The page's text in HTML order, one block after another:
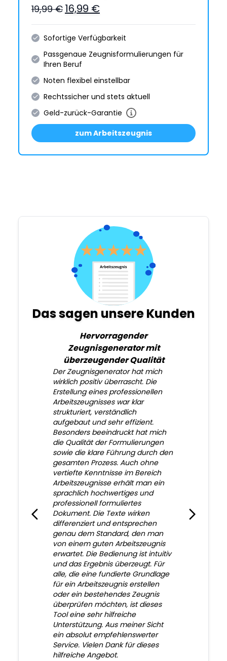
19,99 € 16,99 €
Sofortige Verfügbarkeit
Passgenaue Zeugnis­formulie­rungen für
Ihren Beruf
Noten flexibel einstellbar
Rechtssicher und stets aktuell
Geld-zurück-Garantie
zum Arbeitszeugnis
Das sagen unsere Kunden
Hervorragender
Zeugnisgenerator mit
überzeugender Qualität
Der Zeugnisgenerator hat mich
wirklich positiv überrascht. Die
Erstellung eines professionellen
Arbeitszeugnisses war klar
strukturiert, verständlich
aufgebaut und sehr effizient.
Besonders beeindruckt hat mich
die Qualität der Formulierungen
sowie die klare Führung durch den
gesamten Prozess. Auch ohne
vertiefte Kenntnisse im Bereich
Arbeitszeugnisse erhält man ein
sprachlich hochwertiges und
professionell formuliertes
Dokument. Die Texte wirken
differenziert und entsprechen
genau dem Standard, den man
von einem guten Arbeitszeugnis
erwartet. Die Bedienung ist intuitiv
und das Ergebnis überzeugt. Für
alle, die eine fundierte Grundlage
für ein Arbeitszeugnis erstellen
oder ein bestehendes Zeugnis
überprüfen möchten, ist dieses
Tool eine sehr hilfreiche
Unterstützung. Aus meiner Sicht
ein absolut empfehlenswerter
Service. Vielen Dank für dieses
hilfreiche Angebot.